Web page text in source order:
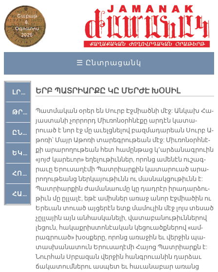
Շաբաթ
8,
Օգոստոս
2026
☰ Ընտրացանկ
ԼՐԱՀՈՍ
ԹՐՔԱՀԱՅ ԿԵԱՆՔ
ԸՆԿԵՐԱՄՇԱԿՈՒԹԱՅԻՆ
ԵԿԵՂԵՑԱԿԱՆ
ՀՈԳԵՄՏԱՒՈՐ
ՀԱՐԹԱԿ
ԵՐԲ ՊԱՏ­ՐԻԱՐ­ՔԸ ԿԸ ՄԵՐ­ԺԷ ԽՕ­ՍԻԼ
Պատ­մա­կան օ­րեր են Սուրբ Էջ­միած­նի մէջ: Ան­կախ Հա­
յաս­տա­նի չոր­րորդ Միւ­ռո­նօրհ­նէ­քը ար­դէն կա­տա­
րուած է նոր էջ մը ա­ւելց­նե­լով բազ­մա­դա­րեան Սուրբ Ա­
թո­ռի՝ Մայր Ա­թո­ռի տա­րեգ­րու­թեան մէջ: Միւ­ռո­նօրհ­նէ­
քի ա­րա­րո­ղու­թեան հետ հա­մըն­թաց կ­՚ար­ձա­նագ­րուին
«յոյժ կա­րե­ւո­ր» ե­ղե­լու­թիւն­ներ, ո­րոնց ա­մե­նէն ու­շագ­
րա­ւը Ե­րու­սա­ղէ­մի Պատ­րիար­քին կա­տա­րուած ա­րա­
րո­ղու­թեանց ներ­կա­յու­թիւնն ու մաս­նակ­ցու­թիւնն է:
Պատ­րիար­քին ժա­մա­նաու­մը կը դադ­րէր ի­րա­դար­ձու­
թիւն մը ըլ­լա­լէ, ե­թէ ա­միս­ներ ա­ռաջ ա­նոր Էջ­միա­ծին ու
Ե­րե­ւան տուած այ­ցե­րէն ետք մա­մու­լին մէջ լոյս տե­սած
չըլ­լա­յին այն ան­հաս­կա­նե­լի, վա­տա­բա­նու­թիւն­նե­րով
լե­ցուն, հա­կաք­րիս­տո­նէա­կան կե­ցուածք­նե­րով «ամ­
րագ­րուա­ծ» խօս­քե­րը, ո­րոնց ա­ռա­ջին եւ վեր­ջին պա­
տաս­խա­նա­տուն Ե­րու­սա­ղէ­մի Հա­յոց Պատ­րիարքն է:
Նուր­հան Սրբա­զա­ն վեր­ջին հանգ­րուա­նին դար­ձաւ
ճա­կա­տում­նե­րու աս­պետ եւ հա­ւա­նա­բար ա­ռանց